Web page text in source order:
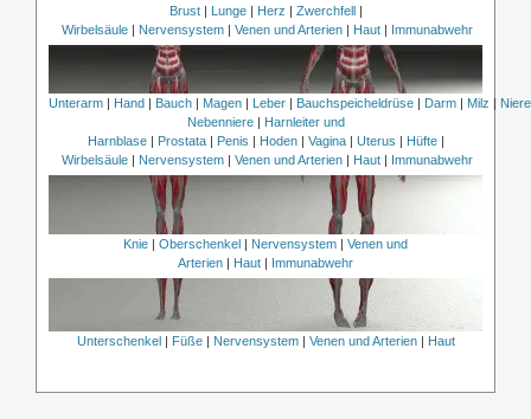
Brust| Lunge| Herz | Zwerchfell|
Wirbelsäule | Nervensystem | Venen und Arterien | Haut | Immunabwehr
Unterarm| Hand| Bauch| Magen| Leber| Bauchspeicheldrüse| Darm| Milz |
Nebenniere| Harnleiter und
Harnblase| Prostata| Penis | Hoden| Vagina| Uterus | Hüfte|
Wirbelsäule | Nervensystem | Venen und Arterien | Haut | Immunabwehr
Knie Oberschenkel Nervensystem
Venen und
Arterien
Haut Immunabwehr
Unterschenkel Füße| Nervensystem| Venen und Arterien| Haut